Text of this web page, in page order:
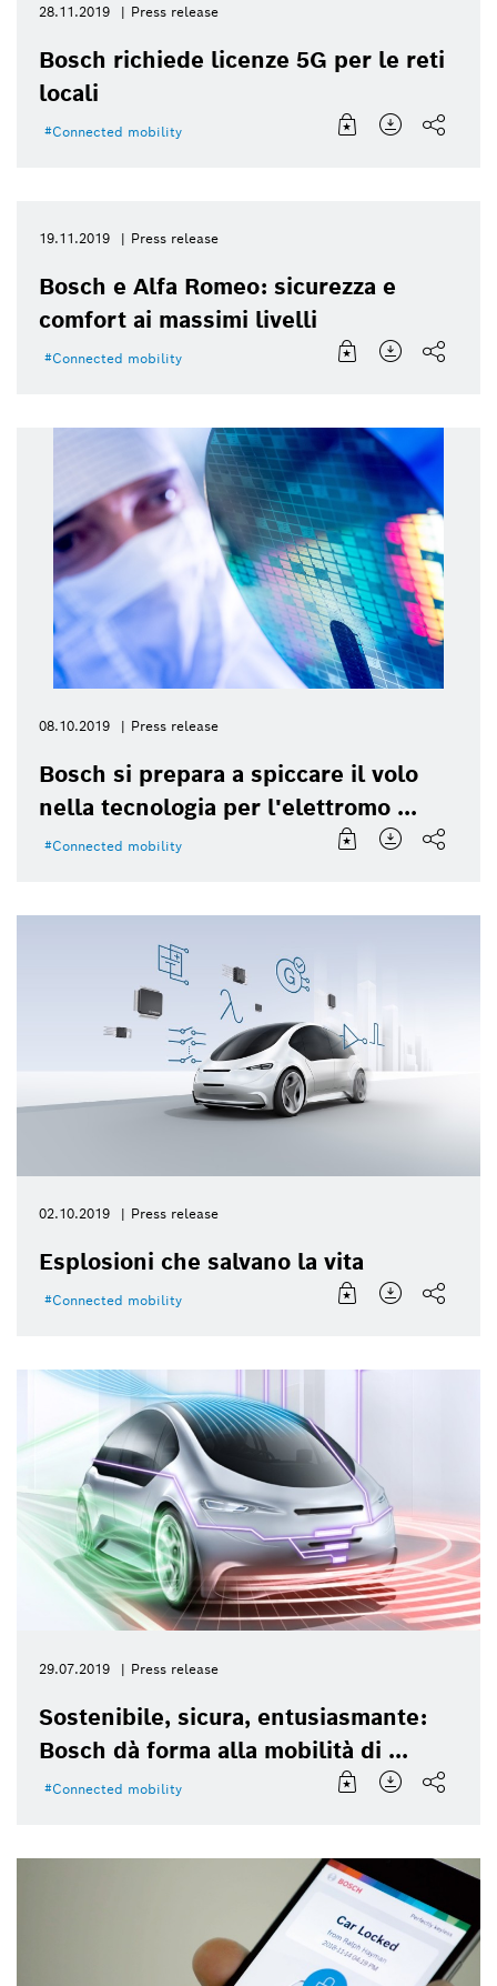
28.11.2019 Press release
Bosch richiede licenze 5G per le reti
locali
Connected mobility
19.11.2019 Press release
Bosch e Alfa Romeo: sicurezza e
comfort ai massimi livelli
Connected mobility
08.10.2019 Press release
Bosch si prepara a spiccare il volo
nella tecnologia per l'elettromo ...
Connected mobility
02.10.2019 Press release
Esplosioni che salvano la vita
Connected mobility
29.07.2019 Press release
Sostenibile, sicura, entusiasmante:
Bosch dà forma alla mobilità di ...
Connected mobility